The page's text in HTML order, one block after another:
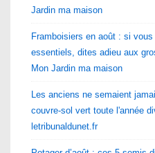
Jardin ma maison
Framboisiers en août : si
essentiels, dites adieu aux
Mon Jardin ma maison
Les anciens ne semaient
couvre-sol vert toute l'année
letribunaldunet.fr